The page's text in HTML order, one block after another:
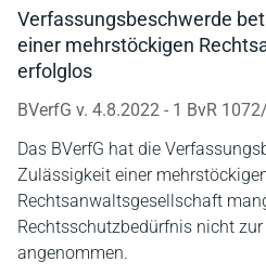
Verfassungsbeschwerde
einer mehrstöckigen
erfolglos
BVerfG v. 4.8.2022 - 1 BvR
Das BVerfG hat die
Zulässigkeit einer
Rechtsanwaltsgesellschaft
Rechtsschutzbedürfnis nicht
angenommen.